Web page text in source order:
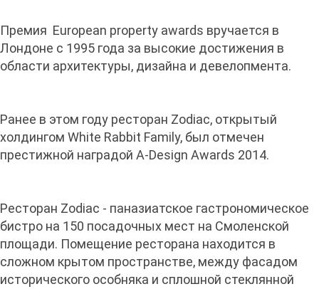
Премия European property awards вручается в
Лондоне с 1995 года за высокие достижения в
области архитектуры, дизайна и девелопмента.
Ранее в этом году ресторан Zodiac, открытый
холдингом White Rabbit Family, был отмечен
престижной наградой A-Design Awards 2014.
Ресторан Zodiac - паназиатское гастрономическое
бистро на 150 посадочных мест на Смоленской
площади. Помещение ресторана находится в
сложном крытом пространстве, между фасадом
исторического особняка и сплошной стеклянной